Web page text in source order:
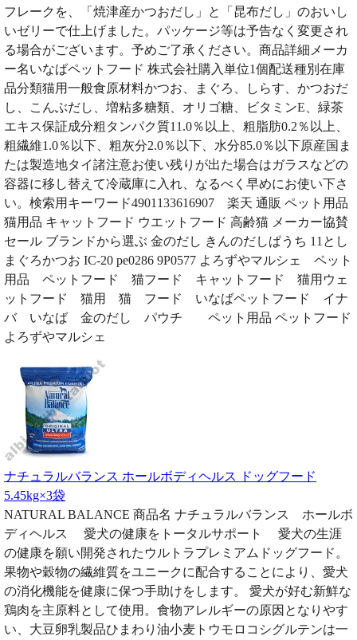
フレークを、「焼津産かつおだし」と「昆布だし」のおいし
いゼリーで仕上げました。パッケージ等は予告なく変更され
る場合がございます。予めご了承ください。商品詳細メーカ
ー名いなばペットフード 株式会社購入単位1個配送種別在庫
品分類猫用一般食原材料かつお、まぐろ、しらす、かつおだ
し、こんぶだし、増粘多糖類、オリゴ糖、ビタミンE、緑茶
エキス保証成分粗タンパク質11.0％以上、粗脂肪0.2％以上、
粗繊維1.0％以下、粗灰分2.0％以下、水分85.0％以下原産国ま
たは製造地タイ諸注意お使い残りが出た場合はガラスなどの
容器に移し替えて冷蔵庫に入れ、なるべく早めにお使い下さ
い。検索用キーワード4901133616907 楽天 通販 ペット用品
猫用品 キャットフード ウエットフード 高齢猫 メーカー協賛
セール ブランドから選ぶ 金のだし きんのだしぱうち 11とし
まぐろかつお IC-20 pe0286 9P0577 よろずやマルシェ ペット
用品 ペットフード 猫フード キャットフード 猫用ウェ
ットフード 猫用 猫 フード いなばペットフード イナ
バ いなば 金のだし パウチ ペット用品 ペットフード
よろずやマルシェ
ナチュラルバランス ホールボディヘルス ドッグフード
5.45kg×3袋
NATURAL BALANCE 商品名 ナチュラルバランス ホールボ
ディヘルス 愛犬の健康をトータルサポート 愛犬の生涯
の健康を願い開発されたウルトラプレミアムドッグフード。
果物や穀物の繊維質をユニークに配合することにより、愛犬
の消化機能を健康に保つ手助けをします。 愛犬が好む新鮮な
鶏肉を主原料として使用。食物アレルギーの原因となりやす
い、大豆卵乳製品ひまわり油小麦トウモロコシグルテンは一